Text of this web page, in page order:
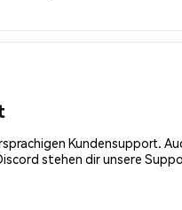
Kundensupport.
stehen dir unsere